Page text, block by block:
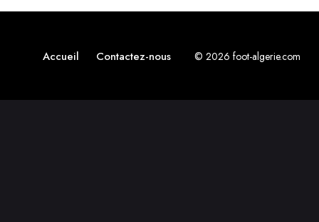
Accueil Contactez-nous © 2026 foot-algerie.com